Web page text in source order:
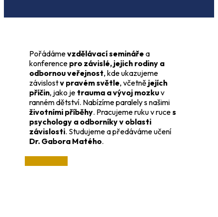
Pořádámevzdělávací semináře a
konference pro závislé, jejich rodiny a
odbornou veřejnost, kde ukazujeme
závislostv pravém světle, včetně jejích
příčin, jako je trauma a vývoj mozkuv
ranném dětství. Nabízíme paralely s našimi
životními příběhy. Pracujeme ruku v ruces
psychology a odborníky v oblasti
závislosti. Studujeme a předáváme učení
Dr. Gabora Matého.